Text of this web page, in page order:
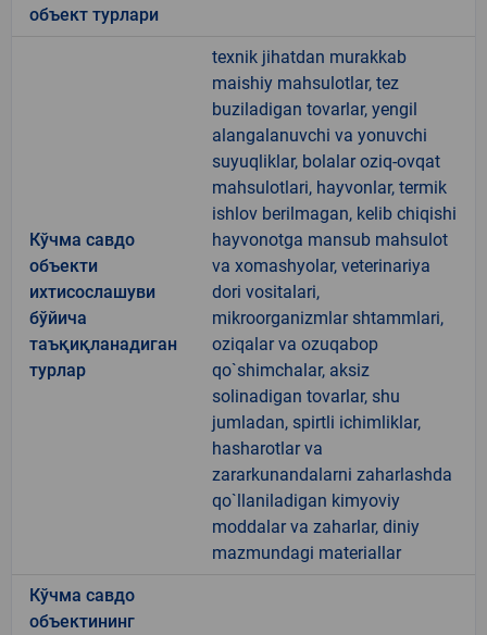
объект турлари
Кўчма савдо
объекти
ихтисослашуви
бўйича
таъқиқланадиган
турлар
texnik jihatdan murakkab
maishiy mahsulotlar, tez
buziladigan tovarlar, yengil
alangalanuvchi va yonuvchi
suyuqliklar, bolalar oziq-ovqat
mahsulotlari, hayvonlar, termik
ishlov berilmagan, kelib chiqishi
hayvonotga mansub mahsulot
va xomashyolar, veterinariya
dori vositalari,
mikroorganizmlar shtammlari,
oziqalar va ozuqabop
qo`shimchalar, aksiz
solinadigan tovarlar, shu
jumladan, spirtli ichimliklar,
hasharotlar va
zararkunandalarni zaharlashda
qo`llaniladigan kimyoviy
moddalar va zaharlar, diniy
mazmundagi materiallar
Кўчма савдо
объектининг